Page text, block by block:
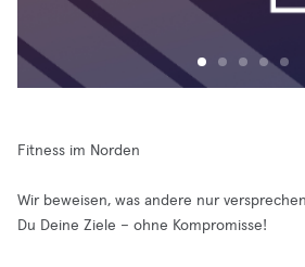
Fitness im Norden
Wir beweisen, was andere nur
Du Deine Ziele – ohne Kompromisse!